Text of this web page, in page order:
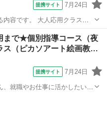
提携サイト 7月24日
容です。 大人応用クラスで
ど使いたい画材で自由に学べ
、画材それぞれの性質や特徴
...
まで★個別指導コース（夜
ス（ピカソアート絵画教…
提携サイト 7月24日
就職やお仕事に活かしたい方